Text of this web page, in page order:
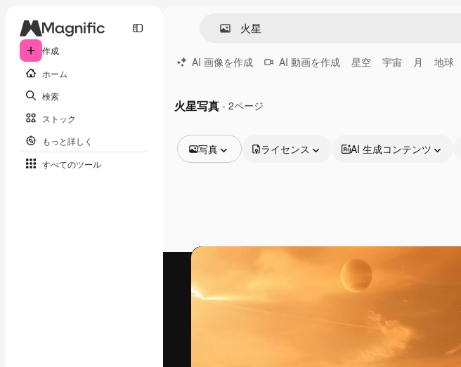
作成
ホーム
検索
ストック
もっと詳しく
すべてのツール
AI 画像を作成 AI 動画を作成 星空 宇宙 月 地球
火星写真 - 2ページ
写真
動画
モーショングラフィックス
動画テンプレート
アイコン
ライセンス AI 生成コンテンツ
最高のクリエイティブ制作を導くためのプラ
ットフォーム。クリエイター、企業、代理
製品
AI